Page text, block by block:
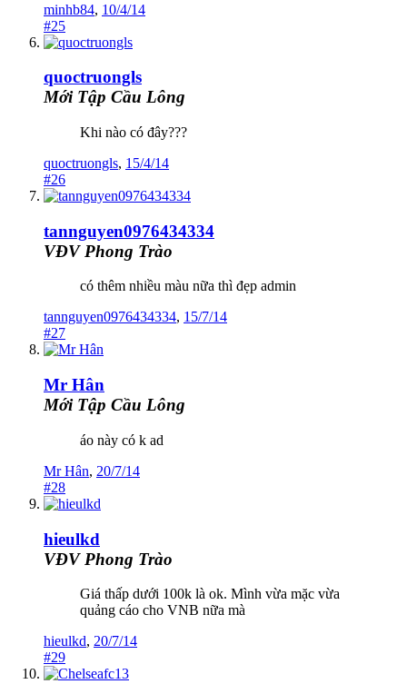
minhb84, 10/4/14
#25
quoctruongls
Mới Tập Cầu Lông
Khi nào có đây???
quoctruongls, 15/4/14
#26
tannguyen0976434334
VĐV Phong Trào
có thêm nhiều màu nữa thì đẹp admin
tannguyen0976434334, 15/7/14
#27
Mr Hân
Mới Tập Cầu Lông
áo này có k ad
Mr Hân, 20/7/14
#28
hieulkd
VĐV Phong Trào
Giá thấp dưới 100k là ok. Mình vừa mặc vừa
quảng cáo cho VNB nữa mà
hieulkd, 20/7/14
#29